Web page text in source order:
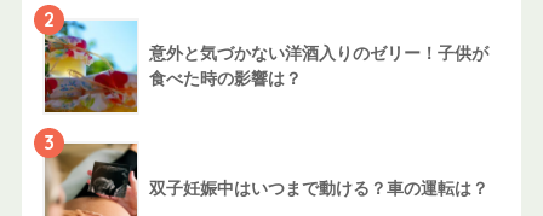
2
意外と気づかない洋酒入りのゼリー！子供が
食べた時の影響は？
3
双子妊娠中はいつまで動ける？車の運転は？